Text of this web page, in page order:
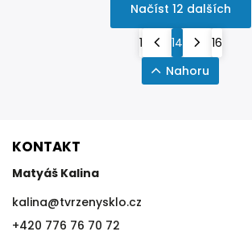
Načíst 12 dalších
1 14
16
Nahoru
KONTAKT
Matyáš Kalina
kalina@tvrzenysklo.cz
+420 776 76 70 72